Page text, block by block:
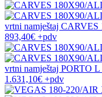
vrtni namještaj CARVES
893,40€ +pdv
vrtni namještaj PORTO L
1.631,10€ +pdv